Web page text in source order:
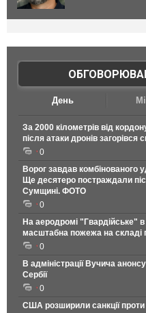
День
За 2000 кілометрів від
після атаки дронів
0
Ворог завдав комбінованого
Ще десятеро постраждали
Сумщині. ФОТО
0
На аеродромі "Гвардійське"
масштабна пожежа на складі
0
В адміністрації Вучича
Сербії
0
США розширили санкції проти